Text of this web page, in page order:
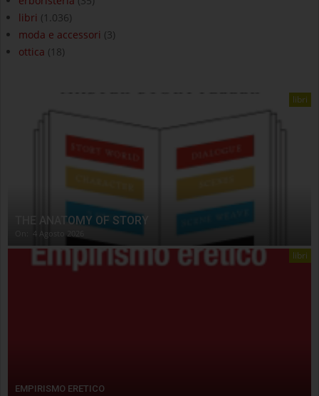
libri (1.036)
moda e accessori (3)
ottica (18)
libri
THE ANATOMY OF STORY
4 Agosto 2026
libri
EMPIRISMO ERETICO